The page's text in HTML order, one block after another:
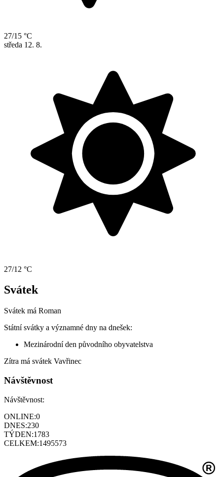
27/15 °C
středa 12. 8.
27/12 °C
Svátek
Svátek má Roman
Státní svátky a významné dny na dnešek:
Mezinárodní den původního obyvatelstva
Zítra má svátek Vavřinec
Návštěvnost
Návštěvnost:
ONLINE:0
DNES:230
TÝDEN:1783
CELKEM:1495573